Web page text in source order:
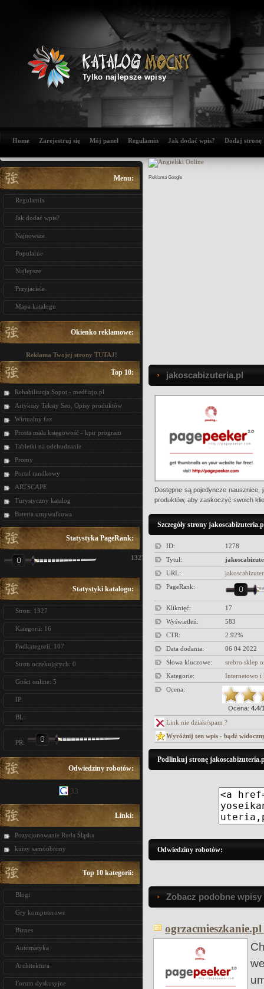
Tylko najlepsze wpisy
Home Zarejestruj się Mój panel Regulamin Jak dodać wpis? Dodaj stronę
Menu:
Regulamin
Jak dodać wpis?
Najnowsze
Popularne
Najlepsze
Przyjaciele
Mapa katalogu
Okienko reklamowe:
Reklama Twojej strony TUTAJ!
Top 10:
Rehabilitacja Sopot - medfizjo.pl
Artykuły Teksty Seo, Opisy produktów
Wirtualny fax
Prosta mała księgowość - kpir program
Tabletki na odchudzanie
Promy
Portal randkowy
ARTSCAPE
Turystyczny katalog
Bateria umywalkowa
Statystyka PageRank:
1327
Statystyki katalogu:
Stron: 1327
Kategorii: 16
Podkategorii: 107
Stron oczekujących: 0
Gości online: 5
IP:
BL:
PR:
Odwiedziny robotów:
33
Linki:
Pozycjonowanie Ruda Śląska
kursy samoobrony
Top 10 kategorii:
Blogi
Gry komputerowe
Biznes
Automatyka
Architektura
Forum dyskusyjne
Reklama Google
jakoscabizuteria.pl
Dostępne są pojedyncze nausznice,
produktów, aby zaskoczyć swoich
Szczegóły strony
ID:
1278
Tytuł:
URL:
PageRank:
Kliknięć:
17
Wyświetleń:
583
CTR:
2.92%
Data dodania:
06 04 2022
Słowa kluczowe:
srebro sklep
Kategorie:
Internetowo i
Ocena:
Ocena: 4.4/
Link nie działa/spam ?
Wyróżnij ten wpis - bądź
Podlinkuj stronę
Odwiedziny robotów:
Zobacz podobne
ogrzacmieszkanie.pl